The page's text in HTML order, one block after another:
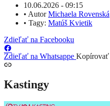
10.06.2026 - 09:15
• AutorMichaela Rovenská
• Tagy: Matúš Kvietik
Zdieľať na Facebooku
Zdieľať na Whatsappe Kopírovať
Kastingy